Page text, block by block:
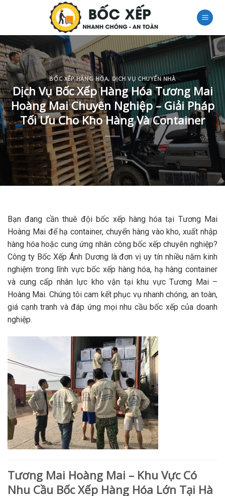
BỐC XẾP HÀNG HÓA, DỊCH VỤ CHUYỂN NHÀ
Dịch Vụ Bốc Xếp Hàng Hóa Tương Mai
Hoàng Mai Chuyên Nghiệp – Giải Pháp
Tối Ưu Cho Kho Hàng Và Container
Bạn đang cần thuê đội bốc xếp hàng hóa tại Tương Mai
Hoàng Mai để hạ container, chuyển hàng vào kho, xuất nhập
hàng hóa hoặc cung ứng nhân công bốc xếp chuyên nghiệp?
Công ty Bốc Xếp Ánh Dương là đơn vị uy tín nhiều năm kinh
nghiệm trong lĩnh vực bốc xếp hàng hóa, hạ hàng container
và cung cấp nhân lực kho vận tại khu vực Tương Mai –
Hoàng Mai. Chúng tôi cam kết phục vụ nhanh chóng, an toàn,
giá cạnh tranh và đáp ứng mọi nhu cầu bốc xếp của doanh
nghiệp.
Tương Mai Hoàng Mai – Khu Vực Có
Nhu Cầu Bốc Xếp Hàng Hóa Lớn Tại Hà